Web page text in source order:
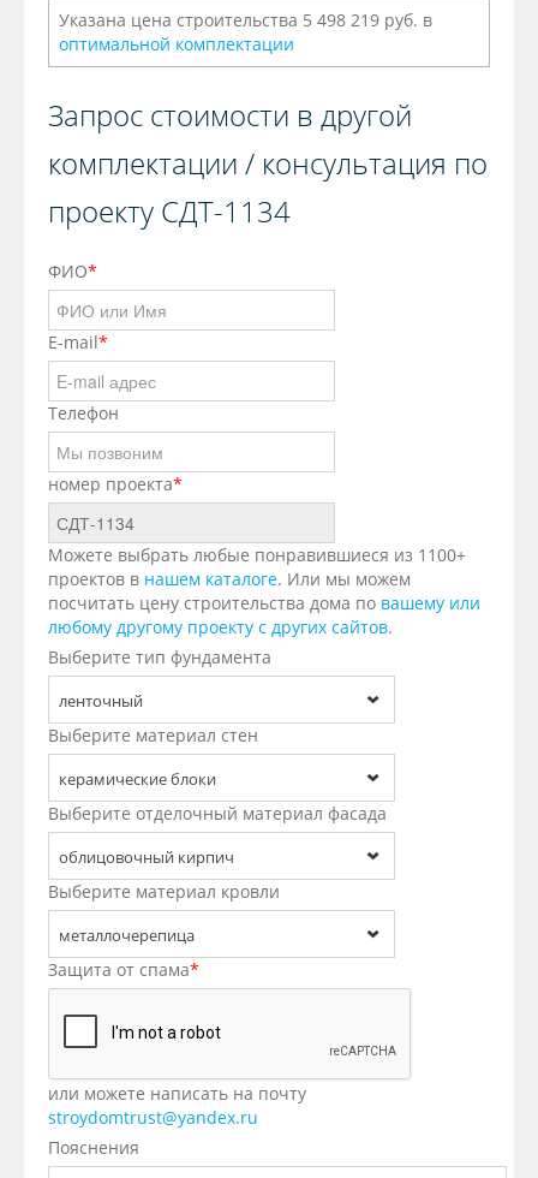
Указана цена строительства 5 498 219 руб. в
оптимальной комплектации
Запрос стоимости в другой
комплектации / консультация по
проекту СДТ-1134
ФИО*
E-mail*
Телефон
номер проекта*
Можете выбрать любые понравившиеся из 1100+
проектов в нашем каталоге. Или мы можем
посчитать цену строительства дома по вашему или
любому другому проекту с других сайтов.
Выберите тип фундамента
ленточный
Выберите материал стен
керамические блоки
Выберите отделочный материал фасада
облицовочный кирпич
Выберите материал кровли
металлочерепица
Защита от спама*
или можете написать на почту
stroydomtrust@yandex.ru
Пояснения